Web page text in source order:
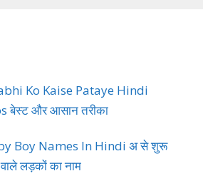
Ko Kaise Pataye Hindi
बेस्ट और आसान तरीका
Boy Names In Hindi अ से शुरू
लड़कों का नाम